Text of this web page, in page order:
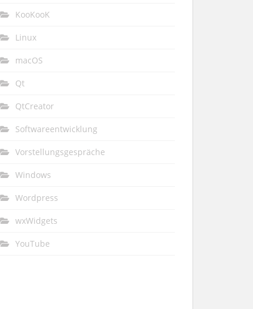
KooKooK
Linux
macOS
Qt
QtCreator
Softwareentwicklung
Vorstellungsgespräche
Windows
Wordpress
wxWidgets
YouTube